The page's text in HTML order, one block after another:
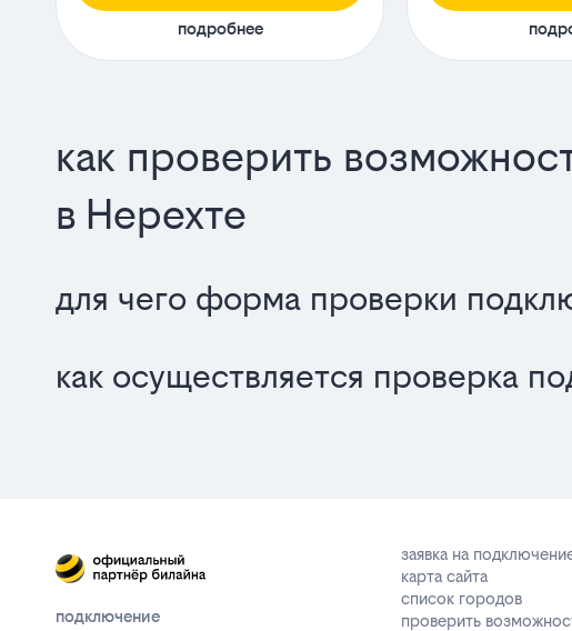
подробнее
как проверить
в Нерехте
для чего форма проверки
как осуществляется проверка
подключение
заявка на
карта сайта
список городов
проверить